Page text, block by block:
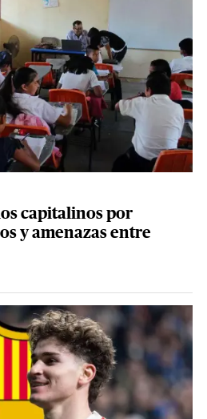
capitalinos por
y amenazas entre